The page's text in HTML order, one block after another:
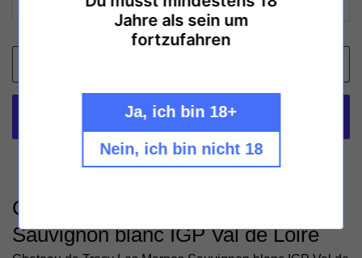
Weitere Bezahlmöglichkeiten
Chateau de Tracy Les Marnes
Sauvignon blanc IGP Val de Loire
Jahre als sein um
fortzufahren
Ja, ich bin 18+
Nein, ich bin nicht 18